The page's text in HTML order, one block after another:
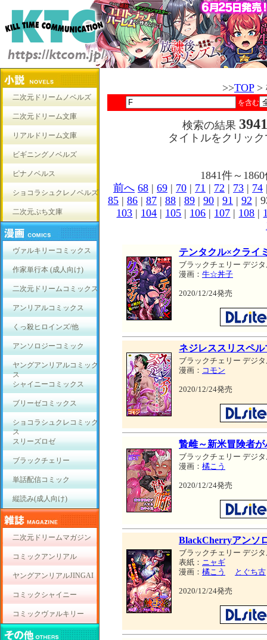
二次元ドリームノベルズ
二次元ドリーム文庫
リアルドリーム文庫
ビギニングノベルズ
ピナノベルス
ショコラシュクレノベルズ
二次元ぷち文庫
ヴァルキリーコミックス
作家単行本 (成人向け)
二次元ドリームコミックス
アンリアルコミックス
くっ殺ヒロインズ/他
アンソロジーコミック
ヤングアンリアルコミック
ス
シャイニーコミックス
ブリーゼコミックス
ショコラシュクレコミック
ス
スリーズロゼ
ブラックチェリー
単話配信コミック
縦読み(成人向け)
二次元ドリームマガジン
コミックアンリアル
ヤングアンリアルJINGAI
コミックシャイニー
コミックヴァルキリー
>>TOP>
を含む
検索の結果
タイトルをクリッ
1841件～
前へ 68 | 69 | 70 | 71 | 72 | 73 | 74
85 | 86 | 87 | 88 | 89 | 90 | 91 | 92 |
103 | 104 | 105 | 106 | 107 | 108 |
テンタクル×クライ
ブラックチェリー デジ
漫画： 牛☆丼子
2020/12/24発売
ネジレススリスペ
ブラックチェリー デジ
漫画： コモン
2020/12/24発売
贄雌～新米冒険者
ブラックチェリー デジ
漫画： 橘こう
2020/12/24発売
BlackCherryアンソ
ブラックチェリー デジ
表紙： ニャギ
漫画： 橘こう とぐち古
2020/12/24発売